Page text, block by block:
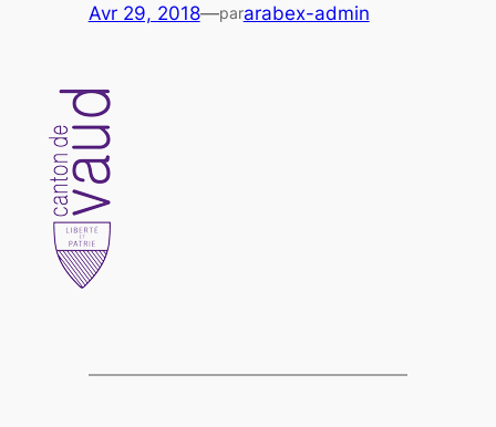
Avr 29, 2018—pararabex-admin